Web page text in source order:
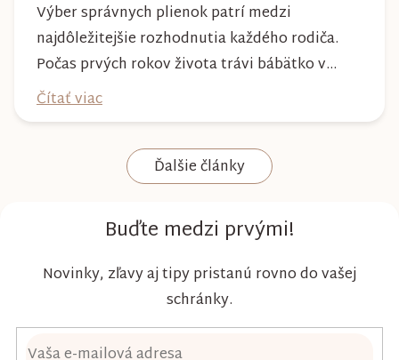
Výber správnych plienok patrí medzi
najdôležitejšie rozhodnutia každého rodiča.
Počas prvých rokov života trávi bábätko v
plienke väčšinu dňa, preto by mala poskytovať
nielen spoľahlivú ochranu, ale aj maximálny
komfort a šetrnosť k citlivej pokožke. Plienky
Kim & Kimmy boli vyvinuté s dôrazom na
Čítať viac
Ďalšie články
Buďte medzi prvými!
Novinky, zľavy aj tipy pristanú rovno do vašej
schránky.